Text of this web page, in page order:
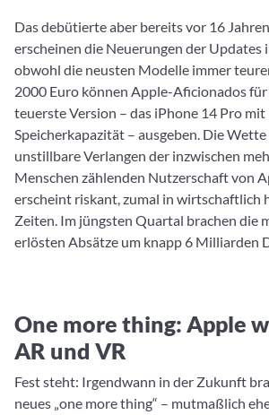
Das debütierte aber bereits vor 16
erscheinen die Neuerungen der Updates
obwohl die neusten Modelle immer
2000 Euro können Apple-Aficionados
teuerste Version – das iPhone 14 Pro mit
Speicherkapazität – ausgeben. Die Wette
unstillbare Verlangen der inzwischen
Menschen zählenden Nutzerschaft von
erscheint riskant, zumal in wirtschaftlich
Zeiten. Im jüngsten Quartal brachen die
erlösten Absätze um knapp 6 Milliarden
One more thing: Apple
AR und VR
Fest steht: Irgendwann in der Zukunft
neues „one more thing“ – mutmaßlich